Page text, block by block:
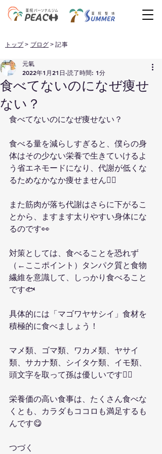
トップ> ブログ > 記事
食べてないのになぜ痩せ
ない？
元氣
2022年1月21日 読了時間: 1分
食べてないのになぜ痩せない？
食べる量を減らしすぎると、僕らの身
体はその少ない栄養で生きていけるよ
う省エネモードになり、代謝が低くな
るためなかなか痩せません😮‍💨
また筋肉が落ち代謝はさらに下がるこ
とから、ますます太りやすい身体にな
るのです👀
対策としては、食べることを恐れず
（←ここポイント）タンパク質と食物
繊維を意識して、しっかり食べること
です🐟
具体的には「マゴワヤサシイ」食材を
積極的に食べましょう！
マメ類、ゴマ類、ワカメ類、ヤサイ
類、サカナ類、シイタケ類、イモ類、
頭文字を取って孫は優しいです💁‍♂️
栄養価の高い食事は、たくさん食べな
くとも、カラダもココロも満足するも
んです😋
つづく